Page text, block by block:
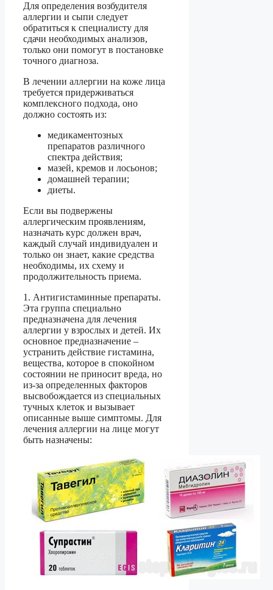
Для определения возбудителя
аллергии и сыпи следует
обратиться к специалисту для
сдачи необходимых анализов,
только они помогут в постановке
точного диагноза.
В лечении аллергии на коже лица
требуется придерживаться
комплексного подхода, оно
должно состоять из:
медикаментозных
препаратов различного
спектра действия;
мазей, кремов и лосьонов;
домашней терапии;
диеты.
Если вы подвержены
аллергическим проявлениям,
назначать курс должен врач,
каждый случай индивидуален и
только он знает, какие средства
необходимы, их схему и
продолжительность приема.
1. Антигистаминные препараты.
Эта группа специально
предназначена для лечения
аллергии у взрослых и детей. Их
основное предназначение –
устранить действие гистамина,
вещества, которое в спокойном
состоянии не приносит вреда, но
из-за определенных факторов
высвобождается из специальных
тучных клеток и вызывает
описанные выше симптомы. Для
лечения аллергии на лице могут
быть назначены: